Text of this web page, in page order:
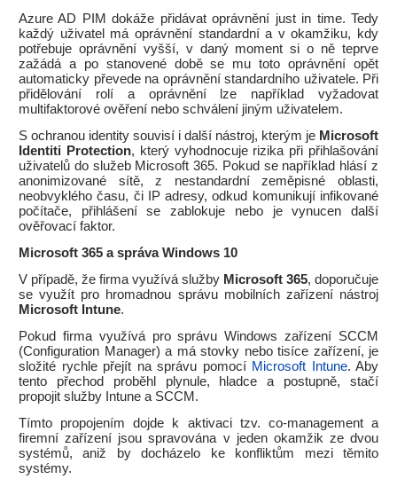
Azure AD PIM dokáže přidávat oprávnění just in time. Tedy
každý uživatel má oprávnění standardní a v okamžiku, kdy
potřebuje oprávnění vyšší, v daný moment si o ně teprve
zažádá a po stanovené době se mu toto oprávnění opět
automaticky převede na oprávnění standardního uživatele. Při
přidělování rolí a oprávnění lze například vyžadovat
multifaktorové ověření nebo schválení jiným uživatelem.
S ochranou identity souvisí i další nástroj, kterým je Microsoft
Identiti Protection, který vyhodnocuje rizika při přihlašování
uživatelů do služeb Microsoft 365. Pokud se například hlásí z
anonimizované sítě, z nestandardní zeměpisné oblasti,
neobvyklého času, či IP adresy, odkud komunikují infikované
počítače, přihlášení se zablokuje nebo je vynucen další
ověřovací faktor.
Microsoft 365 a správa Windows 10
V případě, že firma využívá služby Microsoft 365, doporučuje
se využít pro hromadnou správu mobilních zařízení nástroj
Microsoft Intune.
Pokud firma využívá pro správu Windows zařízení SCCM
(Configuration Manager) a má stovky nebo tisíce zařízení, je
složité rychle přejít na správu pomocí Microsoft Intune. Aby
tento přechod proběhl plynule, hladce a postupně, stačí
propojit služby Intune a SCCM.
Tímto propojením dojde k aktivaci tzv. co-management a
firemní zařízení jsou spravována v jeden okamžik ze dvou
systémů, aniž by docházelo ke konfliktům mezi těmito
systémy.